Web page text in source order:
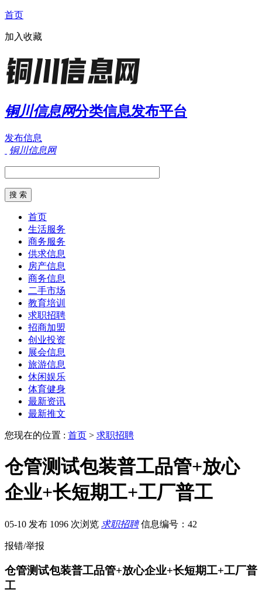
首页
加入收藏
铜川信息网分类信息发布平台
发布信息
铜川信息网
首页
生活服务
商务服务
供求信息
房产信息
商务信息
二手市场
教育培训
求职招聘
招商加盟
创业投资
展会信息
旅游信息
休闲娱乐
体育健身
最新资讯
最新推文
您现在的位置 : 首页 > 求职招聘
仓管测试包装普工品管+放心
企业+长短期工+工厂普工
05-10 发布 1096 次浏览 求职招聘 信息编号：42
报错/举报
仓管测试包装普工品管+放心企业+长短期工+工厂普
工